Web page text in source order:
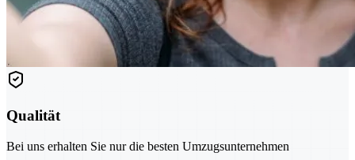
Qualität
Bei uns erhalten Sie nur die besten Umzugsunternehmen